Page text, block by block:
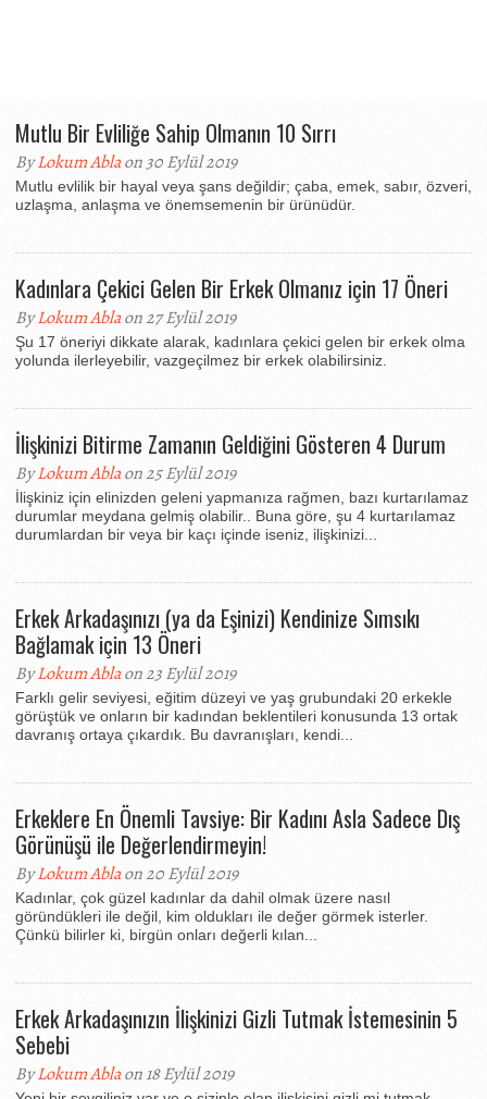
Mutlu Bir Evliliğe Sahip Olmanın 10 Sırrı
ByLokum Ablaon 30 Eylül 2019
Mutlu evlilik bir hayal veya şans değildir; çaba, emek, sabır, özveri,
uzlaşma, anlaşma ve önemsemenin bir ürünüdür.
Kadınlara Çekici Gelen Bir Erkek Olmanız için 17 Öneri
ByLokum Ablaon 27 Eylül 2019
Şu 17 öneriyi dikkate alarak, kadınlara çekici gelen bir erkek olma
yolunda ilerleyebilir, vazgeçilmez bir erkek olabilirsiniz.
İlişkinizi Bitirme Zamanın Geldiğini Gösteren 4 Durum
ByLokum Ablaon 25 Eylül 2019
İlişkiniz için elinizden geleni yapmanıza rağmen, bazı kurtarılamaz
durumlar meydana gelmiş olabilir.. Buna göre, şu 4 kurtarılamaz
durumlardan bir veya bir kaçı içinde iseniz, ilişkinizi...
Erkek Arkadaşınızı (ya da Eşinizi) Kendinize Sımsıkı
Bağlamak için 13 Öneri
ByLokum Ablaon 23 Eylül 2019
Farklı gelir seviyesi, eğitim düzeyi ve yaş grubundaki 20 erkekle
görüştük ve onların bir kadından beklentileri konusunda 13 ortak
davranış ortaya çıkardık. Bu davranışları, kendi...
Erkeklere En Önemli Tavsiye: Bir Kadını Asla Sadece Dış
Görünüşü ile Değerlendirmeyin!
ByLokum Ablaon 20 Eylül 2019
Kadınlar, çok güzel kadınlar da dahil olmak üzere nasıl
göründükleri ile değil, kim oldukları ile değer görmek isterler.
Çünkü bilirler ki, birgün onları değerli kılan...
Erkek Arkadaşınızın İlişkinizi Gizli Tutmak İstemesinin 5
Sebebi
ByLokum Ablaon 18 Eylül 2019